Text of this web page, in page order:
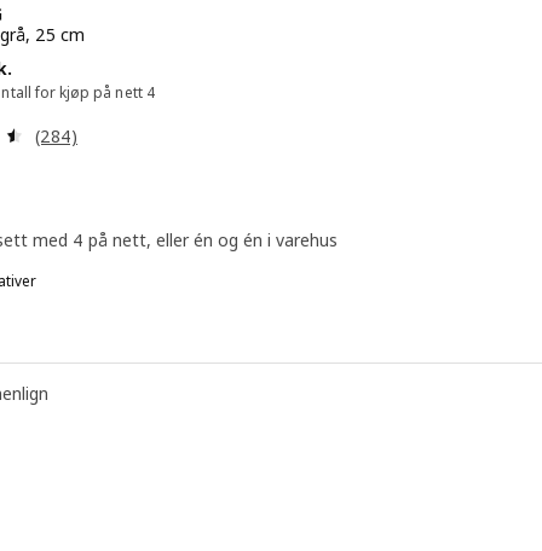
25 cm
stk.
for kjøp på nett 4
Gjennomgang: 4.5 av 5 stjerner. Samlede anmeldelser:
(284)
med 4 på nett, eller én og én i varehus
Tallerken, blå, 25 cm